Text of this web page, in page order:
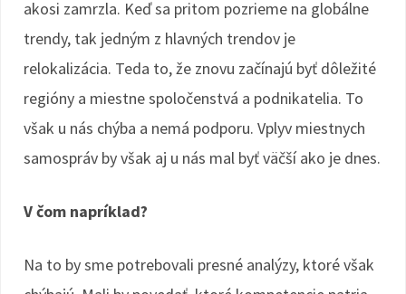
akosi zamrzla. Keď sa pritom pozrieme na globálne
trendy, tak jedným z hlavných trendov je
relokalizácia. Teda to, že znovu začínajú byť dôležité
regióny a miestne spoločenstvá a podnikatelia. To
však u nás chýba a nemá podporu. Vplyv miestnych
samospráv by však aj u nás mal byť väčší ako je dnes.
V čom napríklad?
Na to by sme potrebovali presné analýzy, ktoré však